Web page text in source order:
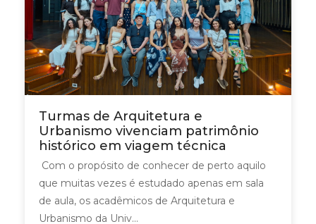
Turmas de Arquitetura e
Urbanismo vivenciam patrimônio
histórico em viagem técnica
Com o propósito de conhecer de perto aquilo
que muitas vezes é estudado apenas em sala
de aula, os acadêmicos de Arquitetura e
Urbanismo da Univ...